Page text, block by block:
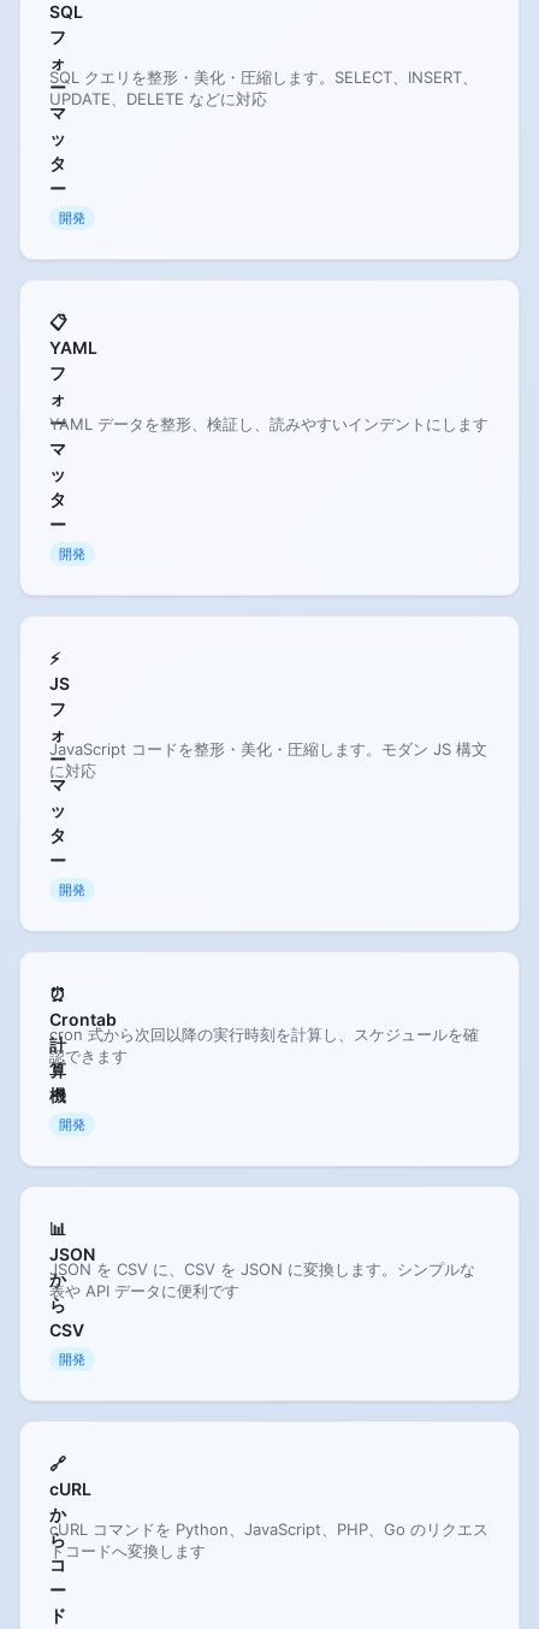
SQL
フ
ォ
ー
マ
ッ
タ
ー
SQL クエリを整形・美化・圧縮します。SELECT、INSERT、
UPDATE、DELETE などに対応
開発
📋
YAML
フ
ォ
ー
マ
ッ
タ
ー
YAML データを整形、検証し、読みやすいインデントにします
開発
⚡
JS
フ
ォ
ー
マ
ッ
タ
ー
JavaScript コードを整形・美化・圧縮します。モダン JS 構文
に対応
開発
⏰
Crontab
計
算
機
cron 式から次回以降の実行時刻を計算し、スケジュールを確
認できます
開発
📊
JSON
か
ら
CSV
JSON を CSV に、CSV を JSON に変換します。シンプルな
表や API データに便利です
開発
🔗
cURL
か
ら
コ
ー
ド
cURL コマンドを Python、JavaScript、PHP、Go のリクエス
トコードへ変換します